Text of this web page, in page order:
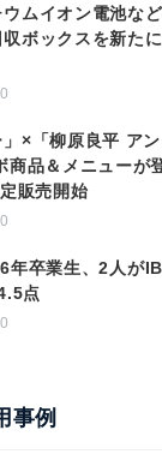
ムイオン電池な
ボックスを新た
」×「柳原良平 アン
商品＆メニューが
販売開始
年卒業生、2人が
点
事例